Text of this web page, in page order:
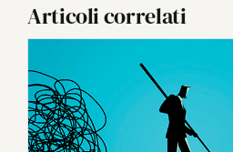
Articoli correlati